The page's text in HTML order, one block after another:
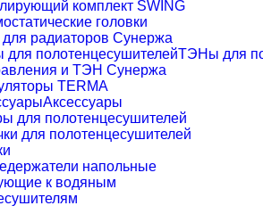
комплект SWING
головки
радиаторов Сунержа
ТЭНы для
и ТЭН Сунержа
TERMA
Аксессуары
для полотенцесушителей
для полотенцесушителей
напольные
к водяным